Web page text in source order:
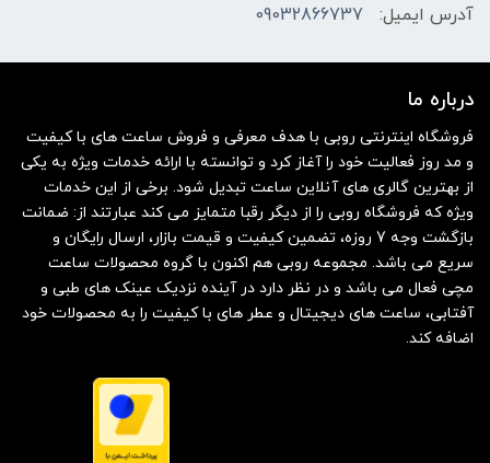
آدرس ایمیل:
09032866737
درباره ما
فروشگاه اینترنتی روبی با هدف معرفی و فروش ساعت های با کیفیت
و مد روز فعالیت خود را آغاز کرد و توانسته با ارائه خدمات ویژه به یکی
از بهترین گالری های آنلاین ساعت تبدیل شود. برخی از این خدمات
ویژه که فروشگاه روبی را از دیگر رقبا متمایز می کند عبارتند از: ضمانت
بازگشت وجه 7 روزه، تضمین کیفیت و قیمت بازار، ارسال رایگان و
سریع می باشد. مجموعه روبی هم اکنون با گروه محصولات ساعت
مچی فعال می باشد و در نظر دارد در آینده نزدیک عینک های طبی و
آفتابی، ساعت های دیجیتال و عطر های با کیفیت را به محصولات خود
اضافه کند.